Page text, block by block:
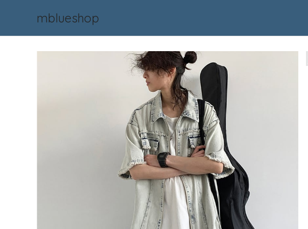
mblueshop